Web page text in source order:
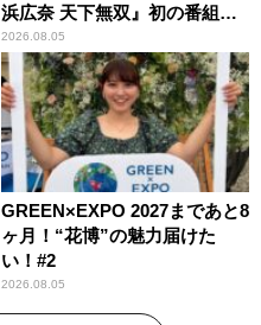
浜広奈 天下無双』初の番組グ
ッズ発売
2026.08.05
GREEN×EXPO 2027まであと8
ヶ月！“花博”の魅力届けた
い！#2
2026.08.05